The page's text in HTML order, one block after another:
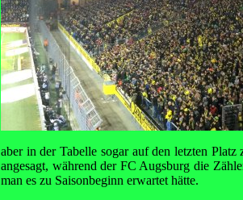
aber in der Tabelle sogar auf den letzten
angesagt, während der FC Augsburg die
man es zu Saisonbeginn erwartet hätte.